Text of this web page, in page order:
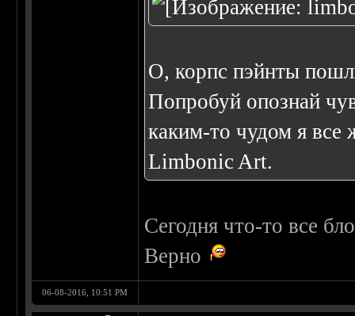
О, корпс пэйнты
Попробуй опознай
каким-то чудом я все
Limbonic Art.
Сегодня что-то все
Верно
06-08-2016, 10:51 PM